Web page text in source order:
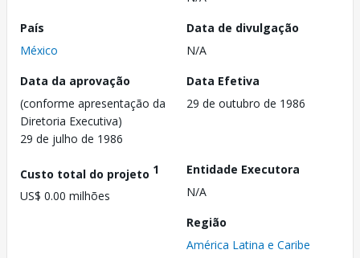
País
México
Data de divulgação
N/A
Data da aprovação
(conforme apresentação da
Diretoria Executiva)
29 de julho de 1986
Data Efetiva
29 de outubro de 1986
Custo total do projeto 1
US$ 0.00 milhões
Entidade Executora
N/A
Região
América Latina e Caribe